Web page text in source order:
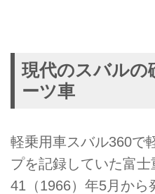
現代のスバルの
ーツ車
軽乗用車スバル360で
プを記録していた富士
41（1966）年5月から